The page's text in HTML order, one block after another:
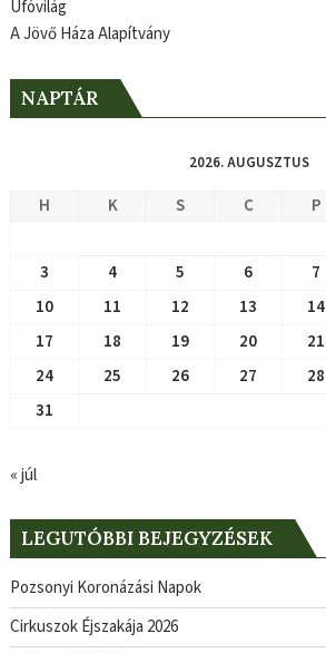
Ufóvilág
A Jövő Háza Alapítvány
NAPTÁR
2026. AUGUSZTUS
H K S C P
3
4 5 6 7
10
11 12 13 14
17
18 19 20 21
24
25 26 27 28
31
« júl
LEGUTÓBBI BEJEGYZÉSEK
Pozsonyi Koronázási Napok
Cirkuszok Éjszakája 2026